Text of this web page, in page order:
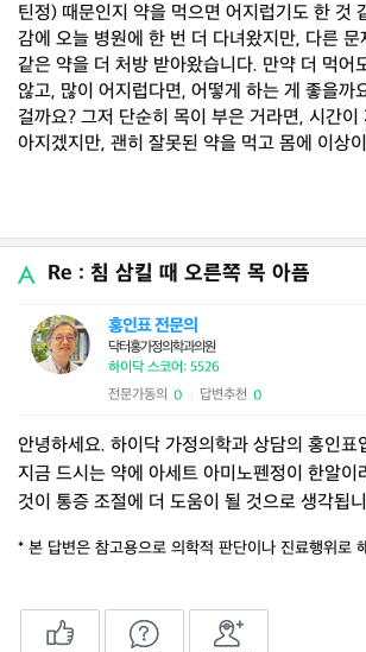
틴정) 때문인지 약을 먹으면 어지럽기도 한 것
감에 오늘 병원에 한 번 더 다녀왔지만, 다른 문
같은 약을 더 처방 받아왔습니다. 만약 더 먹어
않고, 많이 어지럽다면, 어떻게 하는 게 좋을까
걸까요? 그저 단순히 목이 부은 거라면, 시간
아지겠지만, 괜히 잘못된 약을 먹고 몸에 이상
Re : 침 삼킬 때 오른쪽 목 아픔
홍인표 전문의
닥터홍가정의학과의원
하이닥 스코어: 5526
전문가동의 0 답변추천 0
안녕하세요. 하이닥 가정의학과 상담의 홍인표
지금 드시는 약에 아세트 아미노펜정이 한알이
것이 통증 조절에 더 도움이 될 것으로 생각됩
* 본 답변은 참고용으로 의학적 판단이나 진료행위로